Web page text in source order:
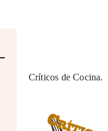
Críticos de Cocina.